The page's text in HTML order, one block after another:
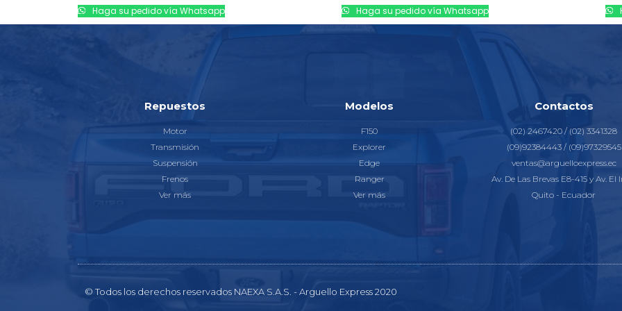
Haga su pedido vía Whatsapp Haga su pedido vía Whatsapp
Repuestos
Motor
Transmisión
Suspensión
Frenos
Ver más
Modelos
F150
Explorer
Edge
Ranger
Ver más
Contactos
(02) 2467420 / (02) 3341328
(09)92384443 / (09)97329545
ventas@arguelloexpress.ec
Av. De Las Brevas E8-415 y Av. El
Quito - Ecuador
© Todos los derechos reservados NAEXA S.A.S. - Arguello Express 2020